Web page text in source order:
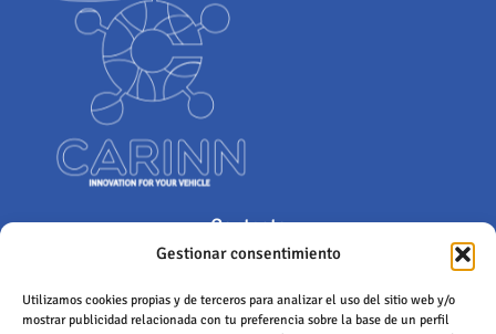
Gestionar consentimiento
Utilizamos cookies propias y de terceros para analizar el uso del sitio web y/o
mostrar publicidad relacionada con tu preferencia sobre la base de un perfil
Contacto
Polígono Industrial de Castrillo, Calle San Juan 18, 24199, Castrillo
info@carinngroup.com